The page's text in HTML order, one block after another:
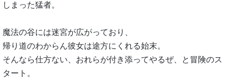
しまった猛者。
魔法の谷には迷宮が広がっており、
帰り道のわからん彼女は途方にくれる始末。
そんなら仕方ない、おれらが付き添ってやるぜ、と冒険のス
タート。